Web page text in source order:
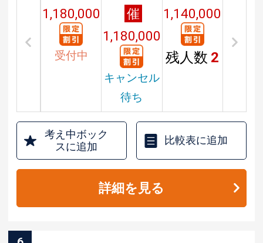
1,180,000
円
受付中
催
1,180,000
円
キャンセル
待ち
1,140,000
円
残人数 2
考え中ボック
スに追加
比較表に追加
詳細を見る